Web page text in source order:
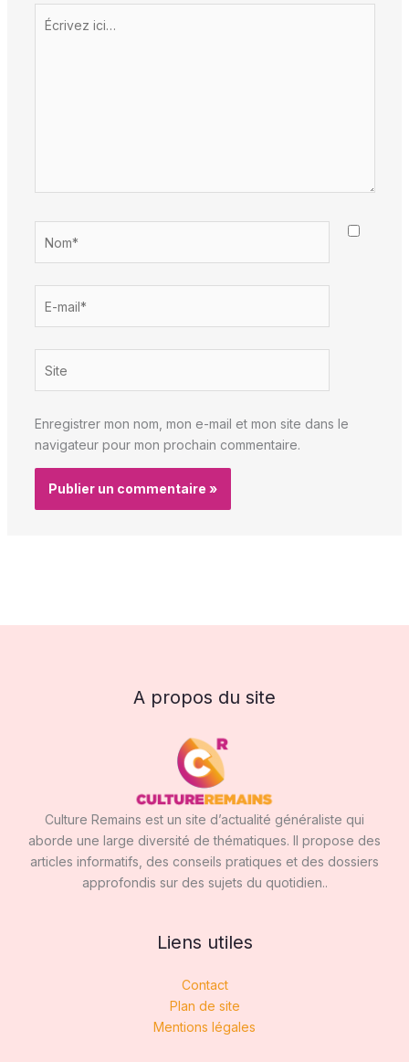
Écrivez
ici…
mail*
Enregistrer mon nom, mon e-mail et mon site dans le
navigateur pour mon prochain commentaire.
A propos du site
Culture Remains est un site d’actualité généraliste qui
aborde une large diversité de thématiques. Il propose des
articles informatifs, des conseils pratiques et des dossiers
approfondis sur des sujets du quotidien..
Liens utiles
Contact
Plan de site
Mentions légales